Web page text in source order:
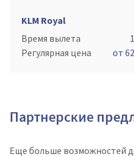
KLM Royal
Время вылета
Регулярная цена
от
Партнерские
Еще больше возможностей